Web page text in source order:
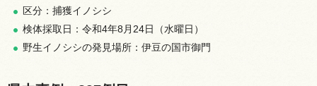
区分：捕獲イノシシ
検体採取日：令和4年8月24日（水曜日）
野生イノシシの発見場所：伊豆の国市御門